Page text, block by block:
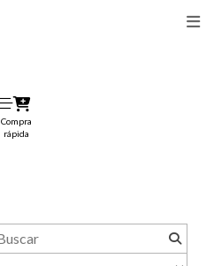
Compra
rápida